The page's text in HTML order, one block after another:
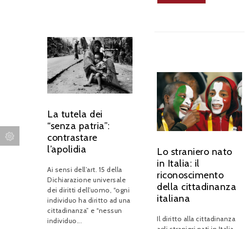
La tutela dei
“senza patria”:
contrastare
l’apolidia
Ai sensi dell’art. 15 della
Dichiarazione universale
dei diritti dell’uomo, “ogni
individuo ha diritto ad una
cittadinanza” e “nessun
individuo...
Lo straniero nato
in Italia: il
riconoscimento
della cittadinanza
italiana
Il diritto alla cittadinanza